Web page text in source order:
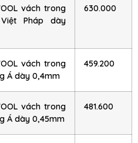
vách trong
Pháp dày
630.000
vách trong
Á dày 0,4mm
459.200
vách trong
Á dày 0,45mm
481.600